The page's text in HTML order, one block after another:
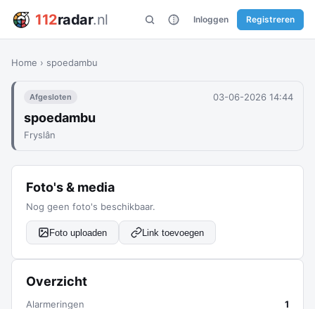
112radar.nl Inloggen Registreren
Home › spoedambu
Afgesloten 03-06-2026 14:44
spoedambu
Fryslân
Foto's & media
Nog geen foto's beschikbaar.
Foto uploaden Link toevoegen
Overzicht
Alarmeringen
1